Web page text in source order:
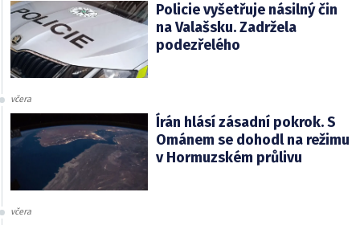
Policie vyšetřuje násilný čin
na Valašsku. Zadržela
podezřelého
včera
Írán hlásí zásadní pokrok. S
Ománem se dohodl na režimu
v Hormuzském průlivu
včera